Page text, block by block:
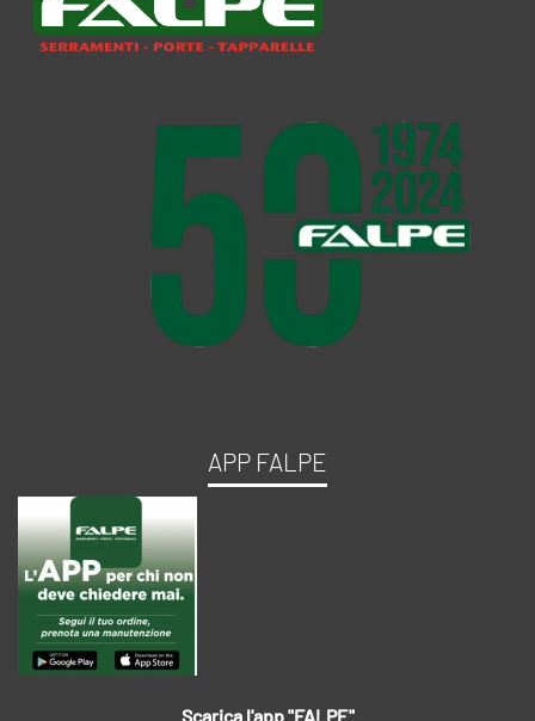
APP FALPE
Scarica l'app "FALPE"